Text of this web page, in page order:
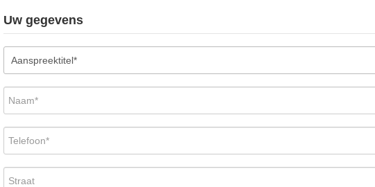
Uw gegevens